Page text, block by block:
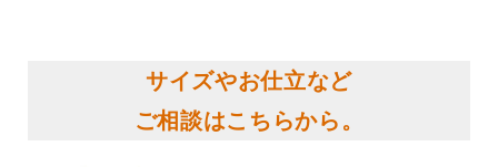
サイズやお仕立など
ご相談はこちらから。